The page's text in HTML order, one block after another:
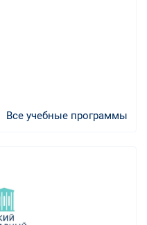
Все учебные программы